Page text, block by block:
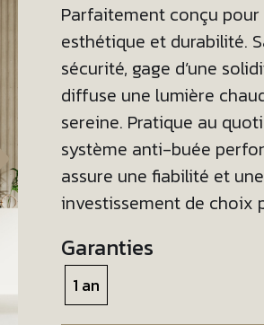
Parfaitement conçu
esthétique et durabilité.
sécurité, gage d’une
diffuse une lumière
sereine. Pratique au
système anti-buée
assure une fiabilité et
investissement de choix
Garanties
1 an